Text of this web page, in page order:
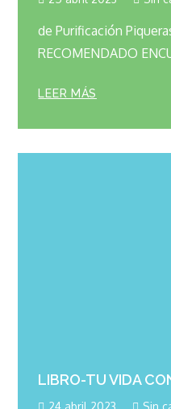
de Purificación
RECOMENDADO
LEER MÁS
LIBRO-TU VIDA
24 abril 2023 Sin